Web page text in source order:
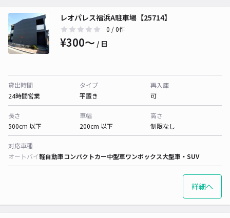
レオパレス福浜A駐車場【25714】
0 / 0件
¥300〜 / 日
貸出時間
24時間営業
タイプ
平置き
再入庫
可
長さ
500cm 以下
車幅
200cm 以下
高さ
制限なし
対応車種
オートバイ軽自動車コンパクトカー中型車ワンボックス大型車・SUV
詳細へ